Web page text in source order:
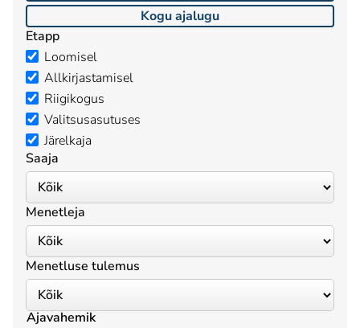
Kogu ajalugu
Etapp
Loomisel
Allkirjastamisel
Riigikogus
Valitsusasutuses
Järelkaja
Saaja
Menetleja
Menetluse tulemus
Ajavahemik